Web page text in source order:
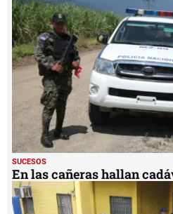
minute,
25
seconds
SUCESOS
En las cañeras hallan